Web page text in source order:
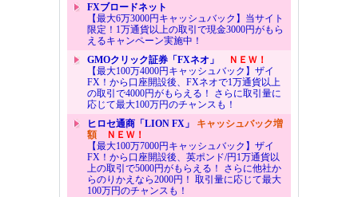
FXブロードネット
【最大6万3000円キャッシュバック】当サイト
限定！1万通貨以上の取引で現金3000円がもら
えるキャンペーン実施中！
GMOクリック証券「FXネオ」
ＮＥＷ！
【最大100万4000円キャッシュバック】ザイ
FX！から口座開設後、FXネオで1万通貨以上
の取引で4000円がもらえる！ さらに取引量に
応じて最大100万円のチャンスも！
ヒロセ通商「LION FX」 キャッシュバック増
額ＮＥＷ！
【最大100万7000円キャッシュバック】ザイ
FX！から口座開設後、英ポンド/円1万通貨以
上の取引で5000円がもらえる！ さらに他社か
らのりかえなら2000円！ 取引量に応じて最大
100万円のチャンスも！